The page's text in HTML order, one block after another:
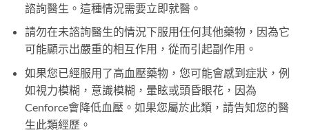
諮詢醫生。這種情況需要立即就醫。
請勿在未諮詢醫生的情況下服用任何其他藥物，因為它
可能顯示出嚴重的相互作用，從而引起副作用。
如果您已經服用了高血壓藥物，您可能會感到症狀，例
如視力模糊，意識模糊，暈眩或頭昏眼花，因為
Cenforce會降低血壓。如果您屬於此類，請告知您的醫
生此類經歷。